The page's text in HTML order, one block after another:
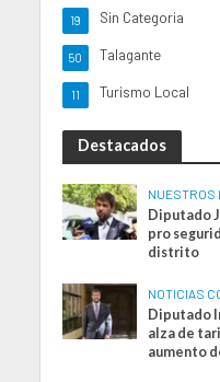
Sin Categoria
19
Talagante
50
Turismo Local
11
Destacados
NUESTROS
Diputado
pro
distrito
NOTICIAS
Diputado
alza de
aumento